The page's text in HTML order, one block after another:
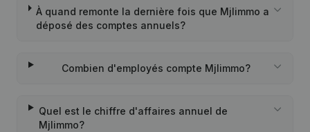
À quand remonte la dernière fois que Mjlimmo a
déposé des comptes annuels?
Combien d'employés compte Mjlimmo?
Quel est le chiffre d'affaires annuel de
Mjlimmo?